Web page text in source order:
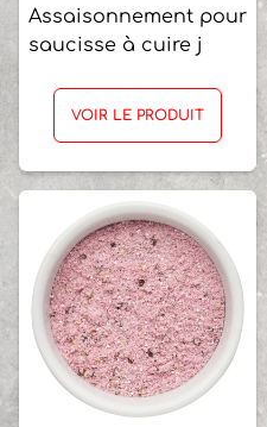
Assaisonnement pour
saucisse à cuire j
VOIR LE PRODUIT